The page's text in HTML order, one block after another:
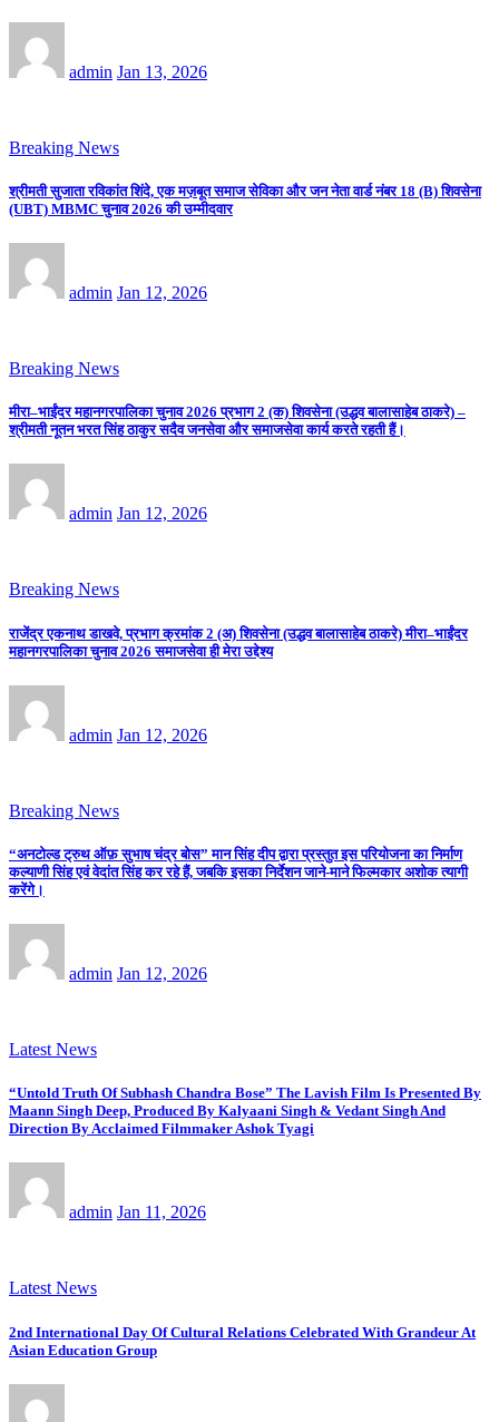
admin Jan 13, 2026
Breaking News
श्रीमती सुजाता रविकांत शिंदे, एक मज़बूत समाज सेविका और जन नेता वार्ड नंबर 18 (B) शिवसेना
(UBT) MBMC चुनाव 2026 की उम्मीदवार
admin Jan 12, 2026
Breaking News
मीरा–भाईंदर महानगरपालिका चुनाव 2026 प्रभाग 2 (क) शिवसेना (उद्धव बालासाहेब ठाकरे) –
श्रीमती नूतन भरत सिंह ठाकुर सदैव जनसेवा और समाजसेवा कार्य करते रहती हैं।
admin Jan 12, 2026
Breaking News
राजेंद्र एकनाथ डाखवे, प्रभाग क्रमांक 2 (अ) शिवसेना (उद्धव बालासाहेब ठाकरे) मीरा–भाईंदर
महानगरपालिका चुनाव 2026 समाजसेवा ही मेरा उद्देश्य
admin Jan 12, 2026
Breaking News
“अनटोल्ड ट्रुथ ऑफ़ सुभाष चंद्र बोस” मान सिंह दीप द्वारा प्रस्तुत इस परियोजना का निर्माण
कल्याणी सिंह एवं वेदांत सिंह कर रहे हैं, जबकि इसका निर्देशन जाने-माने फिल्मकार अशोक त्यागी
करेंगे।
admin Jan 12, 2026
Latest News
“Untold Truth Of Subhash Chandra Bose” The Lavish Film Is Presented By
Maann Singh Deep, Produced By Kalyaani Singh & Vedant Singh And
Direction By Acclaimed Filmmaker Ashok Tyagi
admin Jan 11, 2026
Latest News
2nd International Day Of Cultural Relations Celebrated With Grandeur At
Asian Education Group